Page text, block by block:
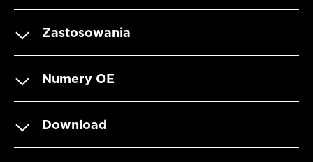
Zastosowania
Numery OE
Download